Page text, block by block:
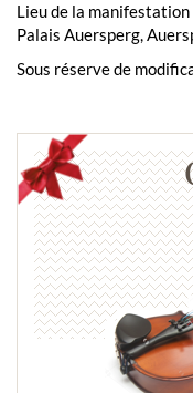
Lieu de la manifestation
Palais Auersperg,
Sous réserve de